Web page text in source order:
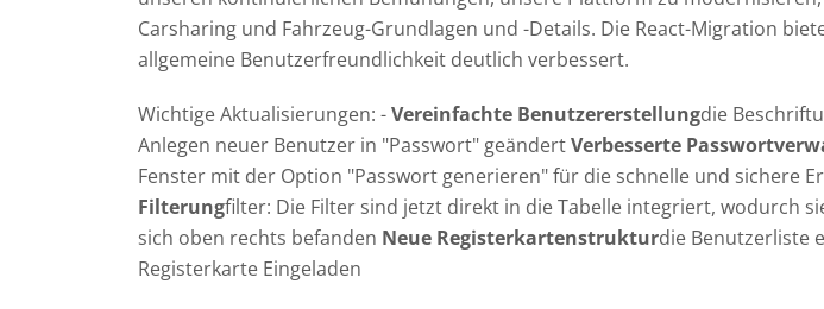
Carsharing und Fahrzeug-Grundlagen und -Details. Die React-Migration
allgemeine Benutzerfreundlichkeit deutlich verbessert.
Wichtige Aktualisierungen: -Vereinfachte Benutzererstellungdie
Anlegen neuer Benutzer in "Passwort" geändertVerbesserte
Fenster mit der Option "Passwort generieren" für die schnelle und sichere
Filterungfilter: Die Filter sind jetzt direkt in die Tabelle integriert, wodurch
sich oben rechts befanden Neue Registerkartenstrukturdie Benutzerliste
Registerkarte Eingeladen